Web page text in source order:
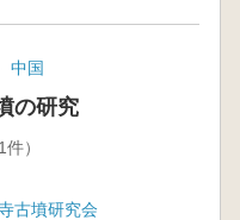
中国
の研究
件）
古墳研究会